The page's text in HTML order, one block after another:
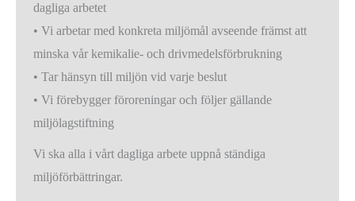
dagliga arbetet
• Vi arbetar med konkreta miljömål avseende främst att
minska vår kemikalie- och drivmedelsförbrukning
• Tar hänsyn till miljön vid varje beslut
• Vi förebygger föroreningar och följer gällande
miljölagstiftning
Vi ska alla i vårt dagliga arbete uppnå ständiga
miljöförbättringar.